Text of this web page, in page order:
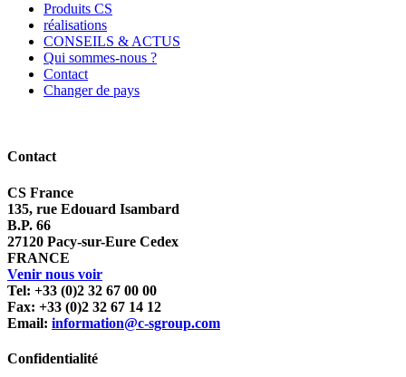
Produits CS
réalisations
CONSEILS & ACTUS
Qui sommes-nous ?
Contact
Changer de pays
Contact
CS France
135, rue Edouard Isambard
B.P. 66
27120 Pacy-sur-Eure Cedex
FRANCE
Venir nous voir
Tel: +33 (0)2 32 67 00 00
Fax: +33 (0)2 32 67 14 12
Email: information@c-sgroup.com
Confidentialité